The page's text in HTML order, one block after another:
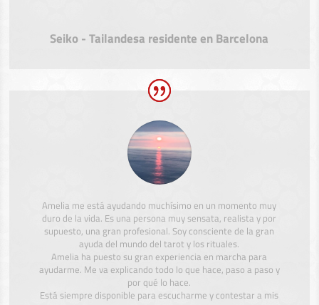
Seiko - Tailandesa residente en Barcelona
Amelia me está ayudando muchísimo en un momento muy
duro de la vida. Es una persona muy sensata, realista y por
supuesto, una gran profesional. Soy consciente de la gran
ayuda del mundo del tarot y los rituales.
Amelia ha puesto su gran experiencia en marcha para
ayudarme. Me va explicando todo lo que hace, paso a paso y
por qué lo hace.
Está siempre disponible para escucharme y contestar a mis